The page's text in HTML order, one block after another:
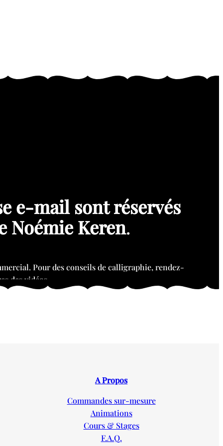
e-mail sont réservés
Noémie Keren.
Pour des conseils de calligraphie, rendez-
des vidéos.
A Propos
Commandes sur-mesure
Animations
Cours & Stages
F.A.Q.